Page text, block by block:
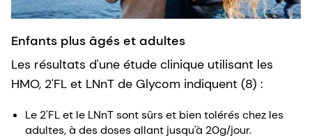
Enfants plus âgés et adultes
Les résultats d'une étude clinique utilisant les
HMO, 2'FL et LNnT de Glycom indiquent (8) :
Le 2'FL et le LNnT sont sûrs et bien tolérés chez les
adultes, à des doses allant jusqu'à 20g/jour.